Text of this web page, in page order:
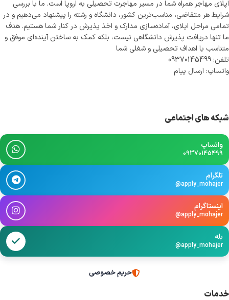
اپلای مهاجر همراه شما در مسیر مهاجرت تحصیلی به اروپا است. ما با بررسی
شرایط هر متقاضی، مناسب‌ترین کشور، دانشگاه و رشته را پیشنهاد می‌دهیم و در
تمامی مراحل اپلای، آماده‌سازی مدارک و اخذ پذیرش در کنار شما هستیم. هدف
ما تنها دریافت پذیرش دانشگاهی نیست، بلکه کمک به ساختن آینده‌ای موفق و
متناسب با اهداف تحصیلی و شغلی شما
تلفن: 09370145499
واتساپ: ارسال پیام
شبکه های اجتماعی
واتساپ
09370145499
تلگرام
@apply_mohajer
اینستاگرام
@apply_mohajer
بله
@apply_mohajer
حریم خصوصی
خدمات